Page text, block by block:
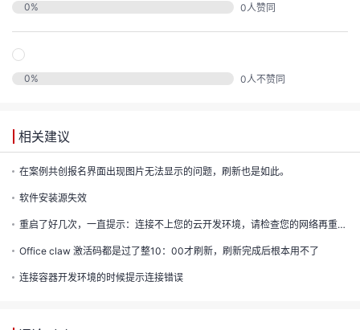
者
博
客
的
论
我
的
子
我
直
的
动
我
的
关
0% 0人赞同
0% 0人不赞同
相关建议
在案例共创报名界面出现图片无法显示的问题，刷新也是如此。
软件安装源失效
重启了好几次，一直提示：连接不上您的云开发环境，请检查您的网络再重新链接
Office claw 激活码都是过了整10：00才刷新，刷新完成后根本用不了
连接容器开发环境的时候提示连接错误